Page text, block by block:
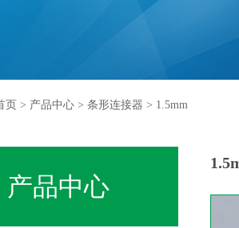
页 > 产品中心 > 条形连接器 > 1.5mm
产品中心